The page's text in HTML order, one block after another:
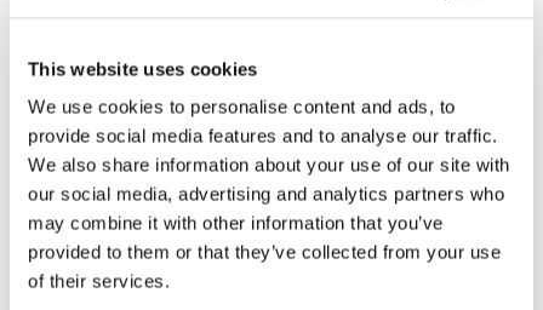
This website uses cookies
We use cookies to personalise content and ads, to
provide social media features and to analyse our traffic.
We also share information about your use of our site with
our social media, advertising and analytics partners who
may combine it with other information that you’ve
provided to them or that they’ve collected from your use
of their services.
campos obligatorios están marcados con*